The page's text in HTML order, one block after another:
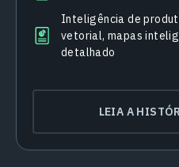
Inteligência de
vetorial, mapas
detalhado
LEIA A